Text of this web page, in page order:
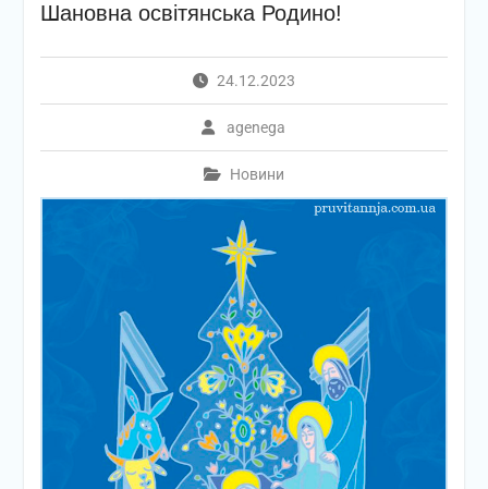
Шановна освітянська Родино!
24.12.2023
agenega
Новини